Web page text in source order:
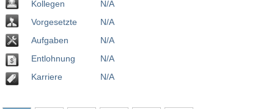
Kollegen
Vorgesetzte
Aufgaben
Entlohnung
Karriere
N/A
N/A
N/A
N/A
N/A